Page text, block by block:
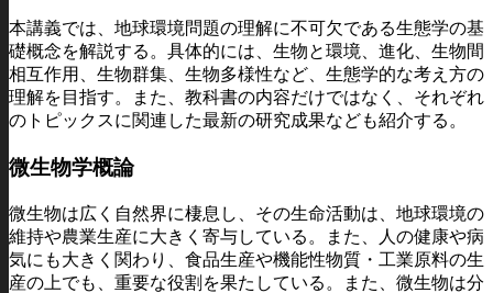
本講義では、地球環境問題の理解に不可欠である生態学の基
礎概念を解説する。具体的には、生物と環境、進化、生物間
相互作用、生物群集、生物多様性など、生態学的な考え方の
理解を目指す。また、教科書の内容だけではなく、それぞれ
のトピックスに関連した最新の研究成果なども紹介する。
微生物学概論
微生物は広く自然界に棲息し、その生命活動は、地球環境の
維持や農業生産に大きく寄与している。また、人の健康や病
気にも大きく関わり、食品生産や機能性物質・工業原料の生
産の上でも、重要な役割を果たしている。また、微生物は分